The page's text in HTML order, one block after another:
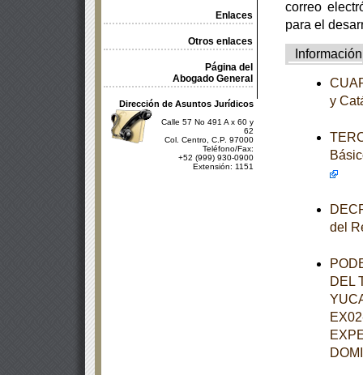
Enlaces
Otros enlaces
Página del
Abogado General
Dirección de Asuntos Jurídicos
Calle 57 No 491 A x 60 y
62
Col. Centro, C.P. 97000
Teléfono/Fax:
+52 (999) 930-0900
Extensión: 1151
correo
para el
Información
y
del
DEL